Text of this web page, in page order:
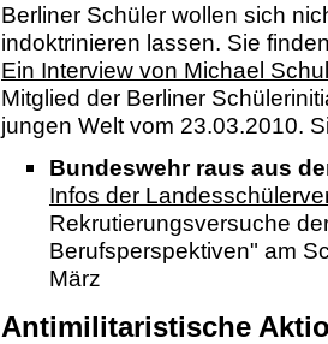
Berliner Schüler wollen sich
indoktrinieren lassen. Sie
Ein Interview von Michael
Mitglied der Berliner
jungen Welt vom 23.03.2010.
Bundeswehr raus aus
Infos der
Rekrutierungsversuche
Berufsperspektiven" am
März
Antimilitaristische